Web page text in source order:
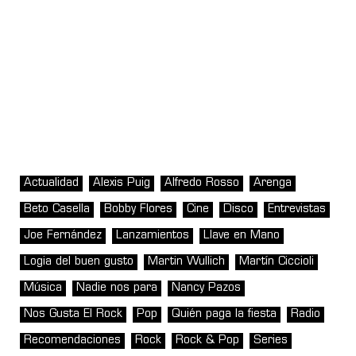
Actualidad Alexis Puig Alfredo Rosso Arenga
Beto Casella Bobby Flores Cine Disco Entrevistas
Joe Fernández Lanzamientos Llave en Mano
Logia del buen gusto Martin Wullich Martín Ciccioli
Música Nadie nos para Nancy Pazos
Nos Gusta El Rock Pop Quién paga la fiesta Radio
Recomendaciones Rock Rock & Pop Series